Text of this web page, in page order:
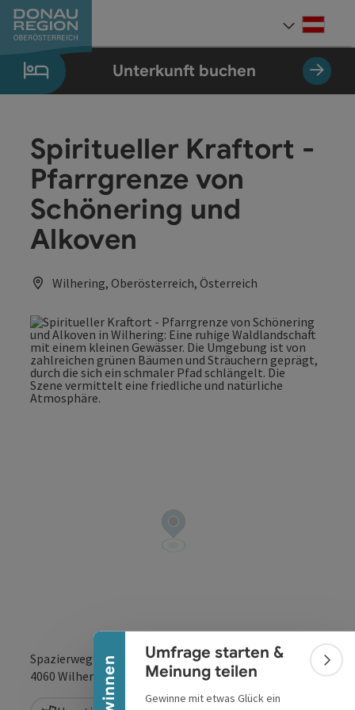
Zum Inhalt
Zur Navigation
Zum Seitenanfang
Zur Kontaktseite
Zum Impressum
Zur Startseite
Banner einklappen
Umfrage starten &
Meinung teilen
Gewinne mit etwas Glück ein
Unterkunft buchen
Spiritueller Kraftort -
Pfarrgrenze von
Schönering und
Alkoven
Wilhering, Oberösterreich, Österreich
Spazierweg entlang des Innbaches
4060 Wilhering in Google
in